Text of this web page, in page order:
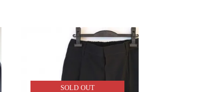
SOLD OUT